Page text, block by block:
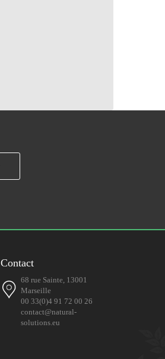
Contact
68 rue Sainte, 13001
Marseille
00 33(0)4 91 72 00 26
contact@natural-
solutions.eu